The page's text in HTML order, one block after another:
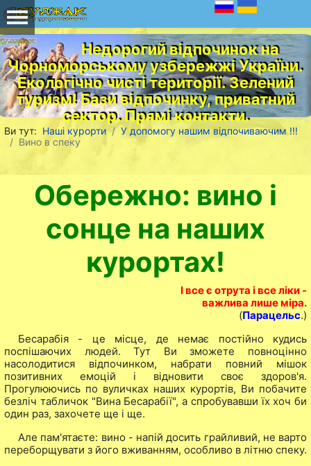
Недорогий відпочинок на
Чорноморському узбережжі України.
Екологічно чисті території. Зелений
туризм! Бази відпочинку, приватний
сектор. Прямі контакти.
Ви тут: Наші курорти
У допомогу нашим відпочиваючим !!!
Вино в спеку
Обережно: вино і
сонце на наших
курортах!
І все є отрута і все ліки -
важлива лише міра.
(Парацельс.)
Бесарабія - це місце, де немає постійно кудись
поспішаючих людей. Тут Ви зможете повноцінно
насолодитися відпочинком, набрати повний мішок
позитивних емоцій і відновити своє здоров'я.
Прогулюючись по вуличках наших курортів, Ви побачите
безліч табличок "Вина Бесарабії", а спробувавши їх хоч би
один раз, захочете ще і ще.
Але пам'ятаєте: вино - напій досить грайливий, не варто
переборщувати з його вживанням, особливо в літню спеку.